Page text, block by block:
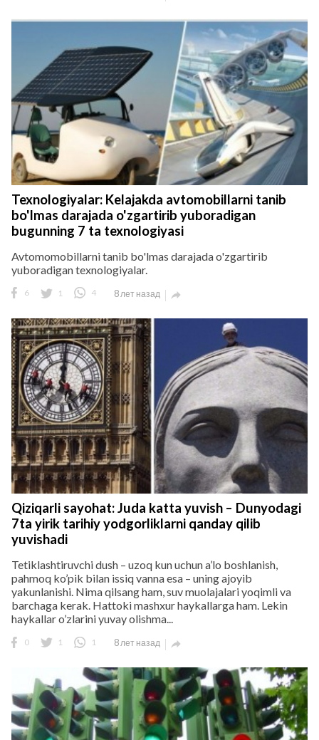
Texnologiyalar: Kelajakda avtomobillarni tanib
bo'lmas darajada o'zgartirib yuboradigan
bugunning 7 ta texnologiyasi
Avtomomobillarni tanib bo'lmas darajada o'zgartirib
yuboradigan texnologiyalar.
6 1 4 8 лет назад 
Qiziqarli sayohat: Juda katta yuvish – Dunyodagi
7ta yirik tarihiy yodgorliklarni qanday qilib
yuvishadi
Tetiklashtiruvchi dush – uzoq kun uchun a’lo boshlanish,
pahmoq ko’pik bilan issiq vanna esa – uning ajoyib
yakunlanishi. Nima qilsang ham, suv muolajalari yoqimli va
barchaga kerak. Hattoki mashxur haykallarga ham. Lekin
haykallar o’zlarini yuvay olishma...
0 1 1 8 лет назад 